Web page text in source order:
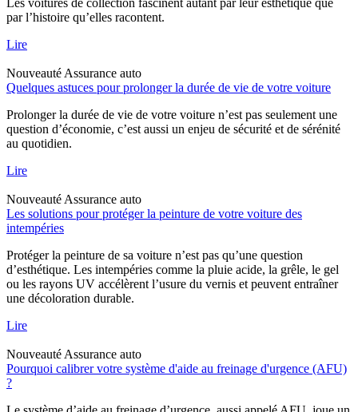
par l’histoire qu’elles racontent.
Lire
Nouveauté Assurance auto
Quelques astuces pour prolonger la durée de vie de votre voiture
Prolonger la durée de vie de votre voiture n’est pas seulement une
question d’économie, c’est aussi un enjeu de sécurité et de sérénité
au quotidien.
Lire
Nouveauté Assurance auto
Les solutions pour protéger la peinture de votre voiture des
intempéries
Protéger la peinture de sa voiture n’est pas qu’une question
d’esthétique. Les intempéries comme la pluie acide, la grêle, le gel
ou les rayons UV accélèrent l’usure du vernis et peuvent entraîner
une décoloration durable.
Lire
Nouveauté Assurance auto
Pourquoi calibrer votre système d'aide au freinage d'urgence (AFU)
?